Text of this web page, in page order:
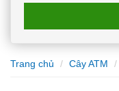
Trang chủ Cây ATM